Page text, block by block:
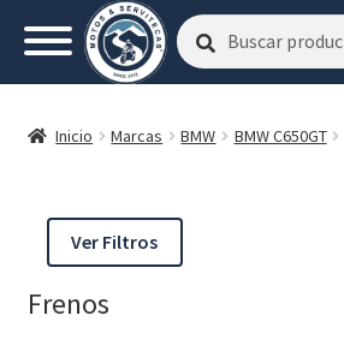
Buscar
por:
Buscar
Inicio Marcas BMW BMW C650GT
Ver Filtros
Frenos